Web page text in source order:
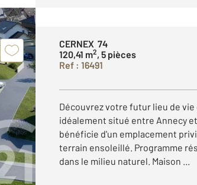
CERNEX 74
120,41 m2, 5 pièces
Ref : 16491
Découvrez votre futur lieu de vie
idéalement situé entre Annecy
bénéficie d'un emplacement
terrain ensoleillé. Programme
dans le milieu naturel. Maison ...